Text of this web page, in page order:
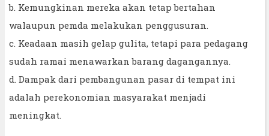
b. Kemungkinan mereka akan tetap bertahan
walaupun pemda melakukan penggusuran.
c. Keadaan masih gelap gulita, tetapi para pedagang
sudah ramai menawarkan barang dagangannya.
d. Dampak dari pembangunan pasar di tempat ini
adalah perekonomian masyarakat menjadi
meningkat.